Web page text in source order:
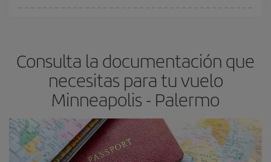
Consulta la documentación que
necesitas para tu vuelo
Minneapolis - Palermo